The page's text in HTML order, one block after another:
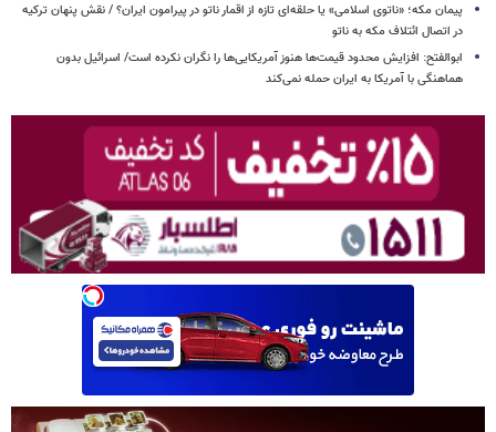
پیمان مکه؛ «ناتوی اسلامی» یا حلقه‌ای تازه از اقمار ناتو در پیرامون ایران؟ / نقش پنهان ترکیه
در اتصال ائتلاف مکه به ناتو
ابوالفتح: افزایش محدود قیمت‌ها هنوز آمریکایی‌ها را نگران نکرده است/ اسرائیل بدون
هماهنگی با آمریکا به ایران حمله نمی‌کند